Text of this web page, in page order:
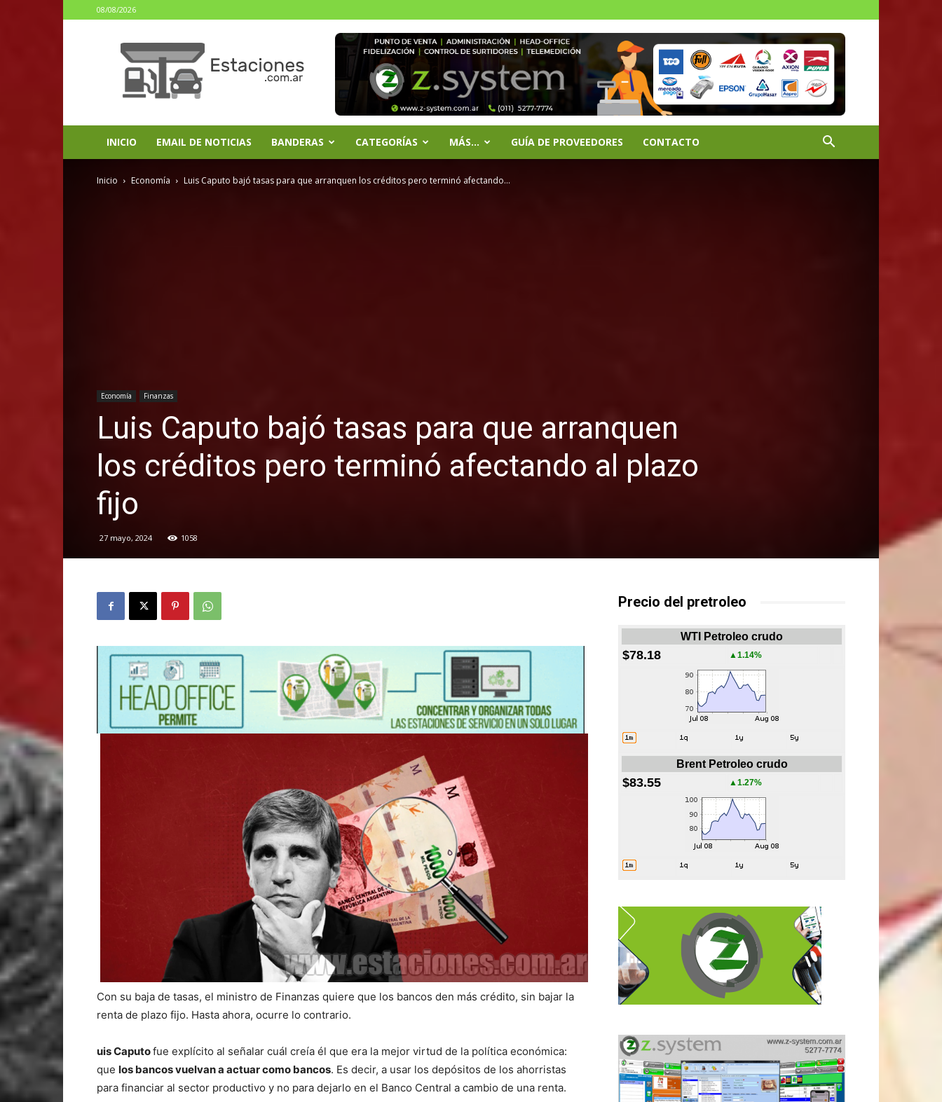
08/08/2026
INICIO EMAIL DE NOTICIAS BANDERAS CATEGORÍAS MÁS… GUÍA DE PROVEEDORES CONTACTO
Inicio Economía Luis Caputo bajó tasas para que arranquen los créditos pero terminó afectando...
Economía Finanzas
Luis Caputo bajó tasas para que arranquen
los créditos pero terminó afectando al plazo
fijo
27 mayo, 2024 1058
Con su baja de tasas, el ministro de Finanzas quiere que los bancos den más crédito, sin bajar la
renta de plazo fijo. Hasta ahora, ocurre lo contrario.
uis Caputofue explícito al señalar cuál creía él que era la mejor virtud de la política económica:
que los bancos vuelvan a actuar como bancos. Es decir, a usar los depósitos de los ahorristas
para financiar al sector productivo y no para dejarlo en el Banco Central a cambio de una renta.
Precio del pretroleo
WTI Petroleo crudo
$78.18 ▲1.14%
Brent Petroleo crudo
$83.55 ▲1.27%